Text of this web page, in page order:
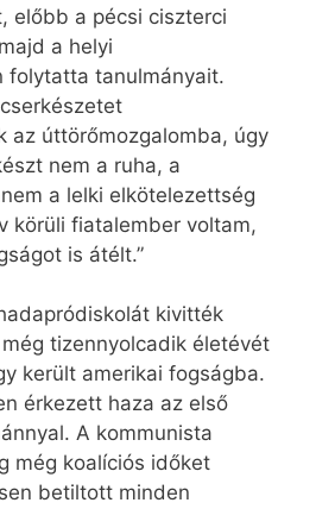
előbb a pécsi ciszterci
a helyi
folytatta tanulmányait.
az úttörőmozgalomba, úgy
nem a ruha, a
a lelki elkötelezettség
körüli fiatalember voltam,
is átélt.”
kivitték
tizennyolcadik életévét
került amerikai fogságba.
érkezett haza az első
A kommunista
még koalíciós időket
betiltott minden